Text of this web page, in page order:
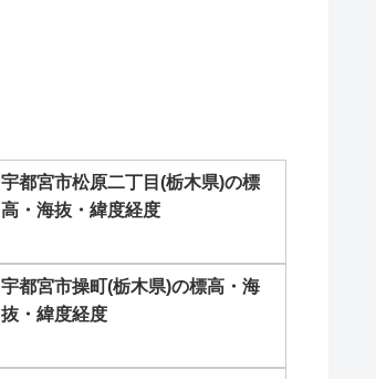
宇都宮市松原二丁目(栃木県)の標
高・海抜・緯度経度
宇都宮市操町(栃木県)の標高・海
抜・緯度経度